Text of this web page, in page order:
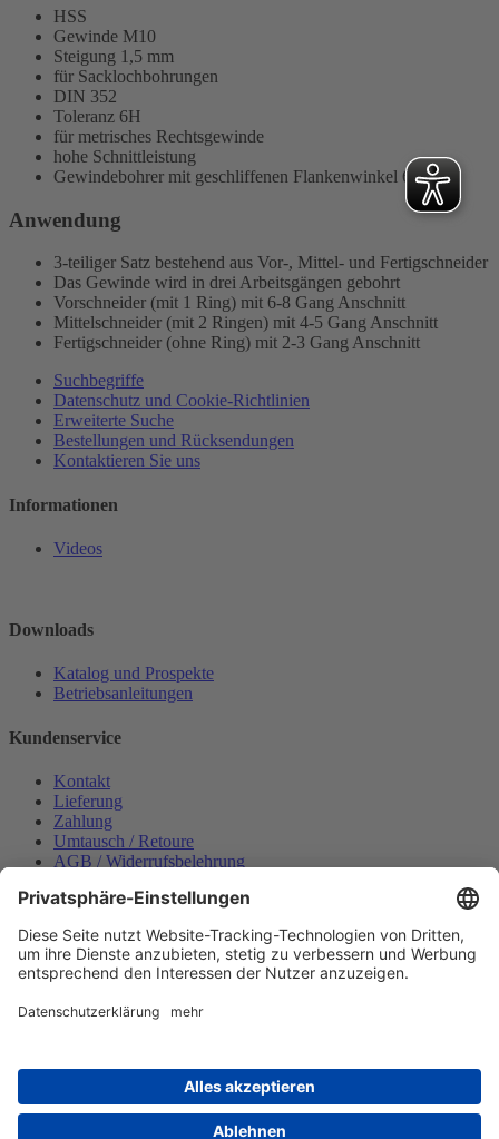
HSS
Gewinde M10
Steigung 1,5 mm
für Sacklochbohrungen
DIN 352
Toleranz 6H
für metrisches Rechtsgewinde
hohe Schnittleistung
Gewindebohrer mit geschliffenen Flankenwinkel 60°
Anwendung
3-teiliger Satz bestehend aus Vor-, Mittel- und Fertigschneider
Das Gewinde wird in drei Arbeitsgängen gebohrt
Vorschneider (mit 1 Ring) mit 6-8 Gang Anschnitt
Mittelschneider (mit 2 Ringen) mit 4-5 Gang Anschnitt
Fertigschneider (ohne Ring) mit 2-3 Gang Anschnitt
Suchbegriffe
Datenschutz und Cookie-Richtlinien
Erweiterte Suche
Bestellungen und Rücksendungen
Kontaktieren Sie uns
Informationen
Videos
Downloads
Katalog und Prospekte
Betriebsanleitungen
Kundenservice
Kontakt
Lieferung
Zahlung
Umtausch / Retoure
AGB / Widerrufsbelehrung
Datenschutzerklärung
Bestellung widerrufen
Mein konto
Zahlungsmöglichkeiten